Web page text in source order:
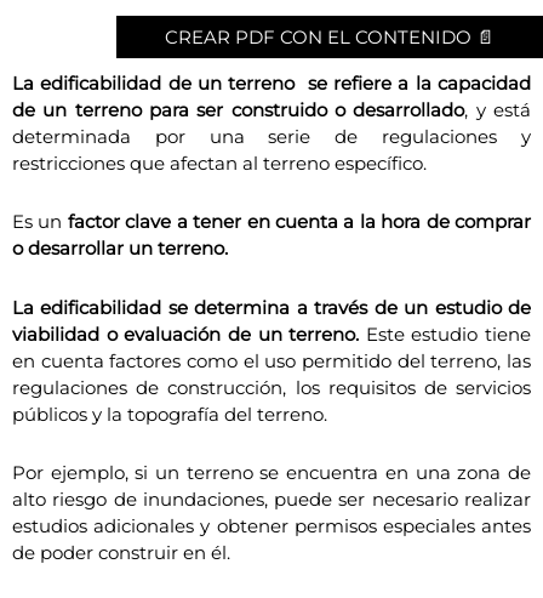
CREAR PDF CON EL CONTENIDO 📄
La edificabilidad de un terreno se refiere a la capacidad
de un terreno para ser construido o desarrollado, y está
determinada por una serie de regulaciones y
restricciones que afectan al terreno específico.
Es un factor clave a tener en cuenta a la hora de comprar
o desarrollar un terreno.
La edificabilidad se determina a través de un estudio de
viabilidad o evaluación de un terreno. Este estudio tiene
en cuenta factores como el uso permitido del terreno, las
regulaciones de construcción, los requisitos de servicios
públicos y la topografía del terreno.
Por ejemplo, si un terreno se encuentra en una zona de
alto riesgo de inundaciones, puede ser necesario realizar
estudios adicionales y obtener permisos especiales antes
de poder construir en él.